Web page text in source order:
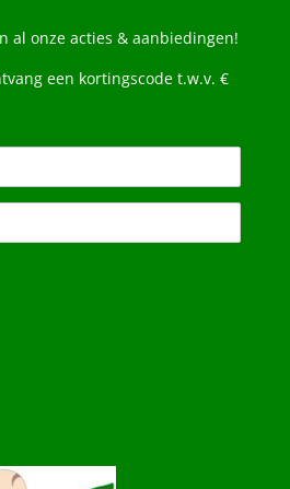
al onze acties & aanbiedingen!
een kortingscode t.w.v. €